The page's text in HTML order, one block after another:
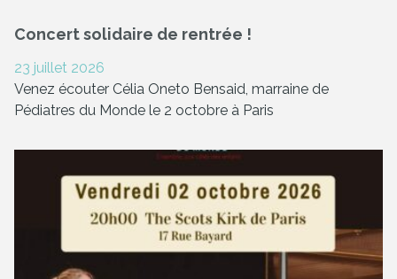
Concert solidaire de rentrée !
23 juillet 2026
Venez écouter Célia Oneto Bensaid, marraine de
Pédiatres du Monde le 2 octobre à Paris